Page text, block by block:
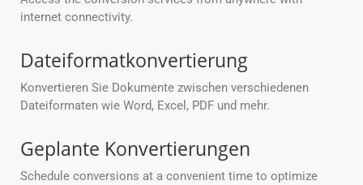
internet connectivity.
Dateiformatkonvertierung
Konvertieren Sie Dokumente zwischen verschiedenen
Dateiformaten wie Word, Excel, PDF und mehr.
Geplante Konvertierungen
Schedule conversions at a convenient time to optimize